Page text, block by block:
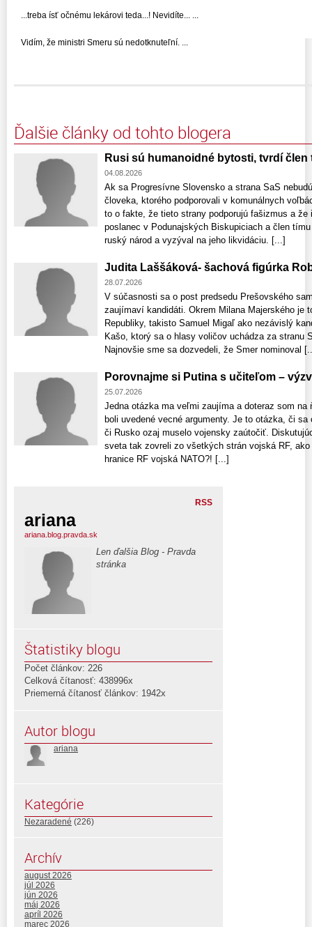
...treba ísť očnému lekárovi teda...! Nevidíte... ...
Vidím, že ministri Smeru sú nedotknuteľní. ...
Ďalšie články od tohto blogera
Rusi sú humanoidné bytosti, tvrdí člen
04.08.2026
Ak sa Progresívne Slovensko a strana SaS
človeka, ktorého podporovali v komunálnych
to o fakte, že tieto strany podporujú fašizmus a
poslanec v Podunajských Biskupiciach a člen
ruský národ a vyzýval na jeho likvidáciu. [...]
Judita Laššáková- šachová figúrka
28.07.2026
V súčasnosti sa o post predsedu Prešovského
zaujímaví kandidáti. Okrem Milana Majerského je
Republiky, takisto Samuel Migaľ ako nezávislý
Kašo, ktorý sa o hlasy voličov uchádza za stranu
Najnovšie sme sa dozvedeli, že Smer nominoval
Porovnajme si Putina s učiteľom –
25.07.2026
Jedna otázka ma veľmi zaujíma a doteraz som na
boli uvedené vecné argumenty. Je to otázka, či
či Rusko ozaj muselo vojensky zaútočiť.
sveta tak zovreli zo všetkých strán vojská RF,
hranice RF vojská NATO?! [...]
RSS
ariana
ariana.blog.pravda.sk
Len ďalšia Blog - Pravda
stránka
Štatistiky blogu
Počet článkov: 226
Celková čítanosť: 438996x
Priemerná čítanosť článkov: 1942x
Autor blogu
ariana
Kategórie
Nezaradené (226)
Archív
august 2026
júl 2026
jún 2026
máj 2026
apríl 2026
marec 2026